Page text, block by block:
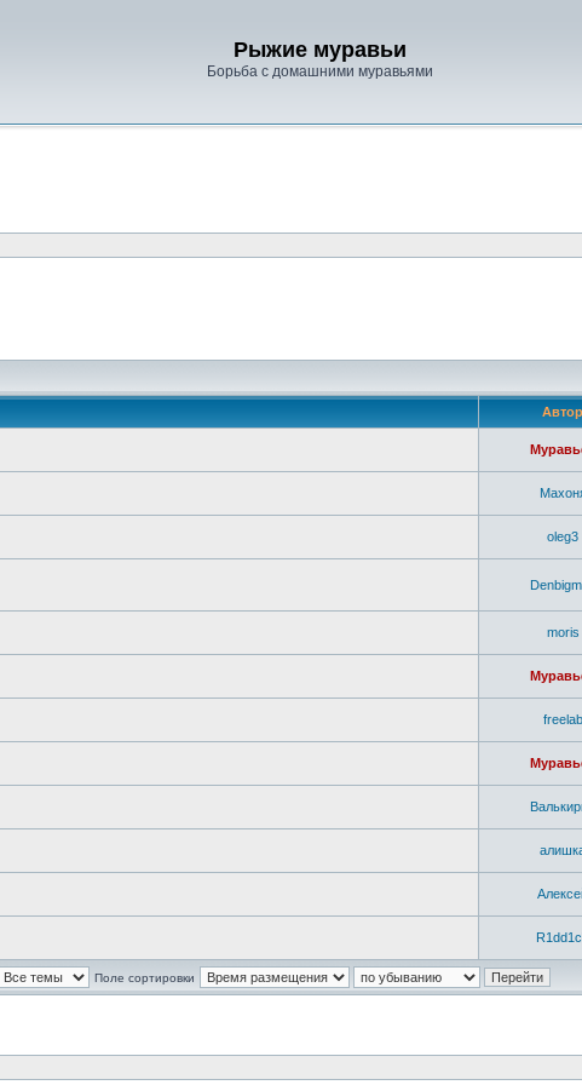
Рыжие муравьи
Борьба с домашними муравьями
Автор
oleg3
moris
freelab
Поле сортировки